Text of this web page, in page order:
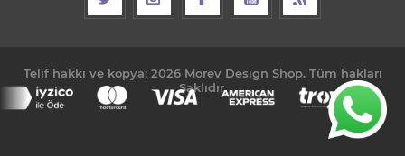
Telif hakkı ve kopya; 2026 Morev Design Shop. Tüm hakları
Saklıdır.